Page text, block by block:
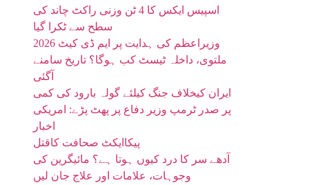
اسپیس ایکس کا 4 ٹن وزنی راکٹ چاند کی
سطح سے ٹکرا گیا
وزیراعظم کی ہدایت پر ایم ڈی کیٹ 2026
ملتوی، داخلہ ٹیسٹ کب ہوگا؟ تاریخ سامنے
آگئی
ایران کیخلاف جنگ کیلئے گولہ بارود کی کمی
پر صدر ٹرمپ وزیر دفاع پر پھٹ پڑے: امریکی
اخبار
پیکاایکٹ صحافت کاقتل
آدھے سر کا درد کیوں ہوتا ہے؟ مائیگرین کی
وجوہات، علامات اور علاج جان لیں